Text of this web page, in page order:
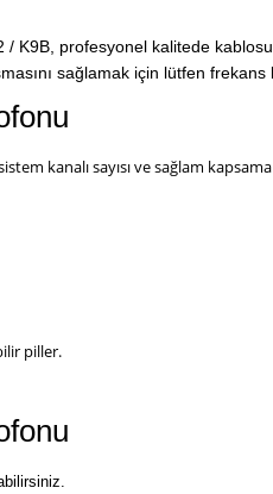
K9B, profesyonel kalitede
sağlamak için lütfen frekans
kanalı sayısı ve sağlam
piller.